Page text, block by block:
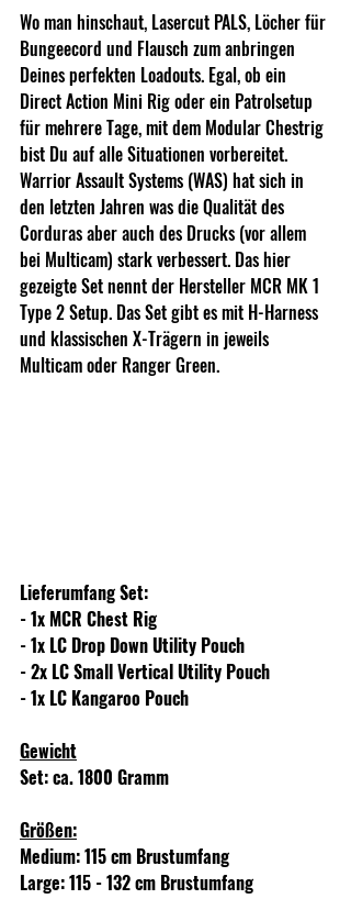
Wo man hinschaut, Lasercut PALS, Löcher für
Bungeecord und Flausch zum anbringen
Deines perfekten Loadouts. Egal, ob ein
Direct Action Mini Rig oder ein Patrolsetup
für mehrere Tage, mit dem Modular Chestrig
bist Du auf alle Situationen vorbereitet.
Warrior Assault Systems (WAS) hat sich in
den letzten Jahren was die Qualität des
Corduras aber auch des Drucks (vor allem
bei Multicam) stark verbessert. Das hier
gezeigte Set nennt der Hersteller MCR MK 1
Type 2 Setup. Das Set gibt es mit H-Harness
und klassischen X-Trägern in jeweils
Multicam oder Ranger Green.
Lieferumfang Set:
- 1x MCR Chest Rig
- 1x LC Drop Down Utility Pouch
- 2x LC Small Vertical Utility Pouch
- 1x LC Kangaroo Pouch
Gewicht
Set: ca. 1800 Gramm
Größen:
Medium: 115 cm Brustumfang
Large: 115 - 132 cm Brustumfang